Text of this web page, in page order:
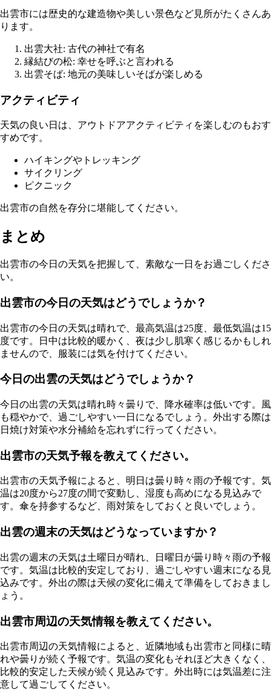
出雲市には歴史的な建造物や美しい景色など見所がたくさんあ
ります。
出雲大社: 古代の神社で有名
縁結びの松: 幸せを呼ぶと言われる
出雲そば: 地元の美味しいそばが楽しめる
アクティビティ
天気の良い日は、アウトドアアクティビティを楽しむのもおす
すめです。
ハイキングやトレッキング
サイクリング
ピクニック
出雲市の自然を存分に堪能してください。
まとめ
出雲市の今日の天気を把握して、素敵な一日をお過ごしくださ
い。
出雲市の今日の天気はどうでしょうか？
出雲市の今日の天気は晴れで、最高気温は25度、最低気温は15
度です。日中は比較的暖かく、夜は少し肌寒く感じるかもしれ
ませんので、服装には気を付けてください。
今日の出雲の天気はどうでしょうか？
今日の出雲の天気は晴れ時々曇りで、降水確率は低いです。風
も穏やかで、過ごしやすい一日になるでしょう。外出する際は
日焼け対策や水分補給を忘れずに行ってください。
出雲市の天気予報を教えてください。
出雲市の天気予報によると、明日は曇り時々雨の予報です。気
温は20度から27度の間で変動し、湿度も高めになる見込みで
す。傘を持参するなど、雨対策をしておくと良いでしょう。
出雲の週末の天気はどうなっていますか？
出雲の週末の天気は土曜日が晴れ、日曜日が曇り時々雨の予報
です。気温は比較的安定しており、過ごしやすい週末になる見
込みです。外出の際は天候の変化に備えて準備をしておきまし
ょう。
出雲市周辺の天気情報を教えてください。
出雲市周辺の天気情報によると、近隣地域も出雲市と同様に晴
れや曇りが続く予報です。気温の変化もそれほど大きくなく、
比較的安定した天候が続く見込みです。外出時には気温差に注
意して過ごしてください。